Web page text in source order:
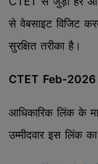
से वेबसाइट विजिट
सुरक्षित तरीका है।
CTET Feb-2026
आधिकारिक लिंक के
उम्मीदवार इस लिंक